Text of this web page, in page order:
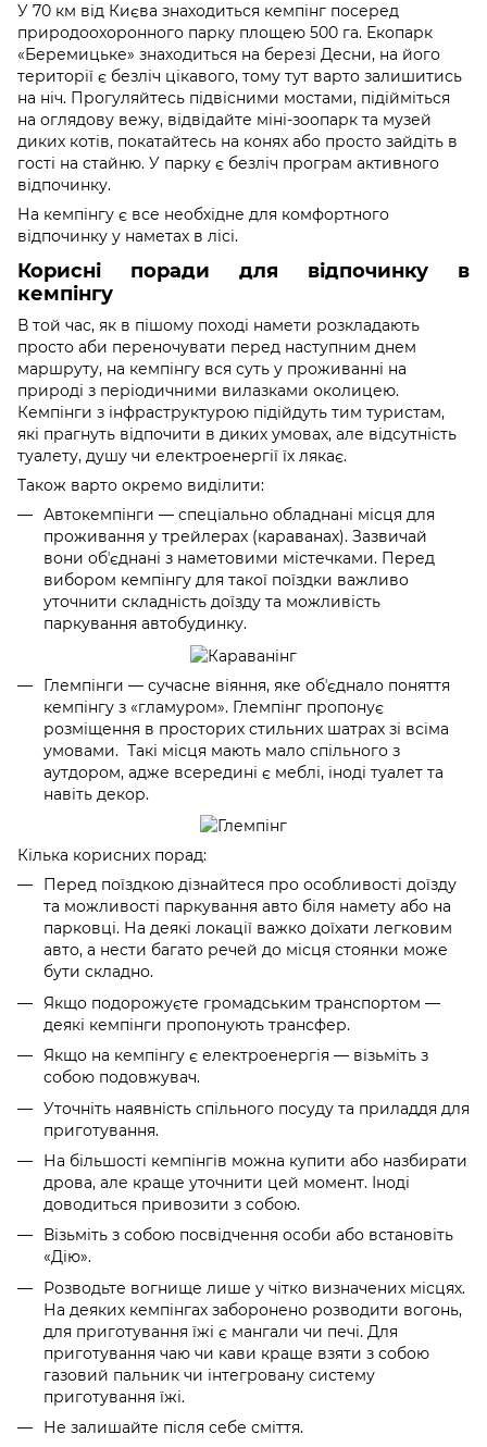
У 70 км від Києва знаходиться кемпінг посеред
природоохоронного парку площею 500 га. Екопарк
«Беремицьке» знаходиться на березі Десни, на його
території є безліч цікавого, тому тут варто залишитись
на ніч. Прогуляйтесь підвісними мостами, підійміться
на оглядову вежу, відвідайте міні-зоопарк та музей
диких котів, покатайтесь на конях або просто зайдіть в
гості на стайню. У парку є безліч програм активного
відпочинку.
На кемпінгу є все необхідне для комфортного
відпочинку у наметах в лісі.
Корисні поради для відпочинку в
кемпінгу
В той час, як в пішому поході намети розкладають
просто аби переночувати перед наступним днем
маршруту, на кемпінгу вся суть у проживанні на
природі з періодичними вилазками околицею.
Кемпінги з інфраструктурою підійдуть тим туристам,
які прагнуть відпочити в диких умовах, але відсутність
туалету, душу чи електроенергії їх лякає.
Також варто окремо виділити:
Автокемпінги — спеціально обладнані місця для
проживання у трейлерах (караванах). Зазвичай
вони обʼєднані з наметовими містечками. Перед
вибором кемпінгу для такої поїздки важливо
уточнити складність доїзду та можливість
паркування автобудинку.
Глемпінги — сучасне віяння, яке обʼєднало поняття
кемпінгу з «гламуром». Глемпінг пропонує
розміщення в просторих стильних шатрах зі всіма
умовами. Такі місця мають мало спільного з
аутдором, адже всередині є меблі, іноді туалет та
навіть декор.
Кілька корисних порад:
Перед поїздкою дізнайтеся про особливості доїзду
та можливості паркування авто біля намету або на
парковці. На деякі локації важко доїхати легковим
авто, а нести багато речей до місця стоянки може
бути складно.
Якщо подорожуєте громадським транспортом —
деякі кемпінги пропонують трансфер.
Якщо на кемпінгу є електроенергія — візьміть з
собою подовжувач.
Уточніть наявність спільного посуду та приладдя для
приготування.
На більшості кемпінгів можна купити або назбирати
дрова, але краще уточнити цей момент. Іноді
доводиться привозити з собою.
Візьміть з собою посвідчення особи або встановіть
«Дію».
Розводьте вогнище лише у чітко визначених місцях.
На деяких кемпінгах заборонено розводити вогонь,
для приготування їжі є мангали чи печі. Для
приготування чаю чи кави краще взяти з собою
газовий пальник чи інтегровану систему
приготування їжі.
Не залишайте після себе сміття.